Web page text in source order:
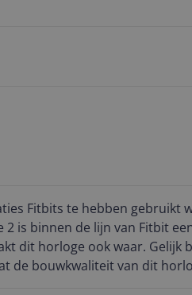
Fitbits te hebben gebruikt
2 is binnen de lijn van Fitbit
dit horloge ook waar. Gelijk
de bouwkwaliteit van dit